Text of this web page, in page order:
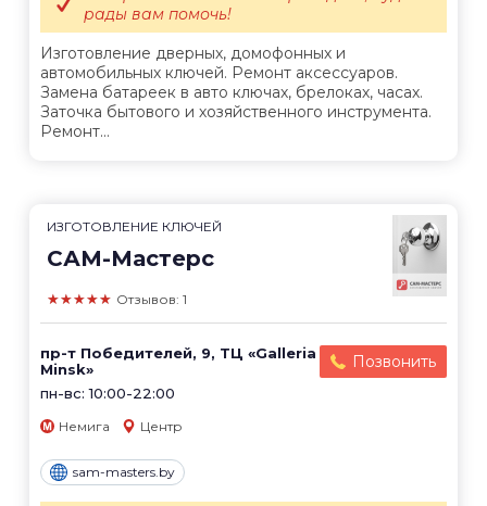
Изготовление дверных, домофонных и
автомобильных ключей. Ремонт аксессуаров.
Замена батареек в авто ключах, брелоках, часах.
Заточка бытового и хозяйственного инструмента.
Ремонт...
рады вам помочь!
ИЗГОТОВЛЕНИЕ КЛЮЧЕЙ
САМ-Мастерс
★★★★★ Отзывов: 1
пр-т Победителей, 9, ТЦ «Galleria
Minsk»
пн-вс: 10:00-22:00
Позвонить
Немига Центр
sam-masters.by